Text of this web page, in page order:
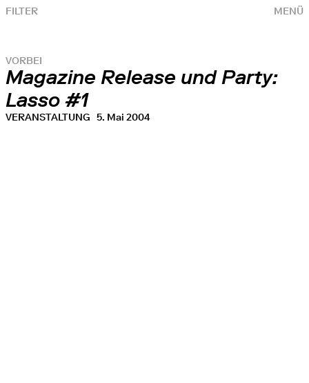
MENÜ
FILTER
VORBEI
Magazine Release und Party:
Lasso #1
VERANSTALTUNG 5. Mai 2004